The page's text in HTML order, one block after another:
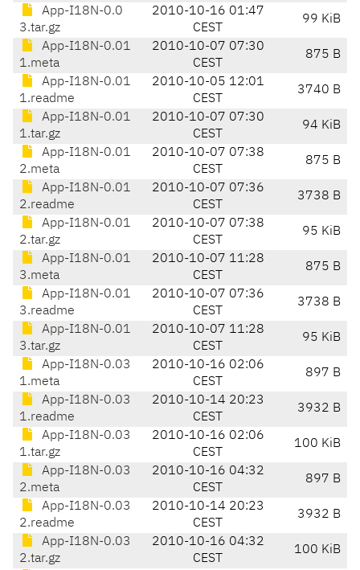
App-I18N-0.0
3.tar.gz
2010-10-16 01:47
CEST
99 KiB
App-I18N-0.01
1.meta
2010-10-07 07:30
CEST
875 B
App-I18N-0.01
1.readme
2010-10-05 12:01
CEST
3740 B
App-I18N-0.01
1.tar.gz
2010-10-07 07:30
CEST
94 KiB
App-I18N-0.01
2.meta
2010-10-07 07:38
CEST
875 B
App-I18N-0.01
2.readme
2010-10-07 07:36
CEST
3738 B
App-I18N-0.01
2.tar.gz
2010-10-07 07:38
CEST
95 KiB
App-I18N-0.01
3.meta
2010-10-07 11:28
CEST
875 B
App-I18N-0.01
3.readme
2010-10-07 07:36
CEST
3738 B
App-I18N-0.01
3.tar.gz
2010-10-07 11:28
CEST
95 KiB
App-I18N-0.03
1.meta
2010-10-16 02:06
CEST
897 B
App-I18N-0.03
1.readme
2010-10-14 20:23
CEST
3932 B
App-I18N-0.03
1.tar.gz
2010-10-16 02:06
CEST
100 KiB
App-I18N-0.03
2.meta
2010-10-16 04:32
CEST
897 B
App-I18N-0.03
2.readme
2010-10-14 20:23
CEST
3932 B
App-I18N-0.03
2.tar.gz
2010-10-16 04:32
CEST
100 KiB